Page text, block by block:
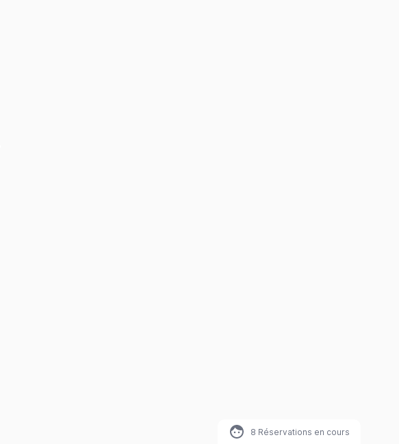
8 Réservations en cours